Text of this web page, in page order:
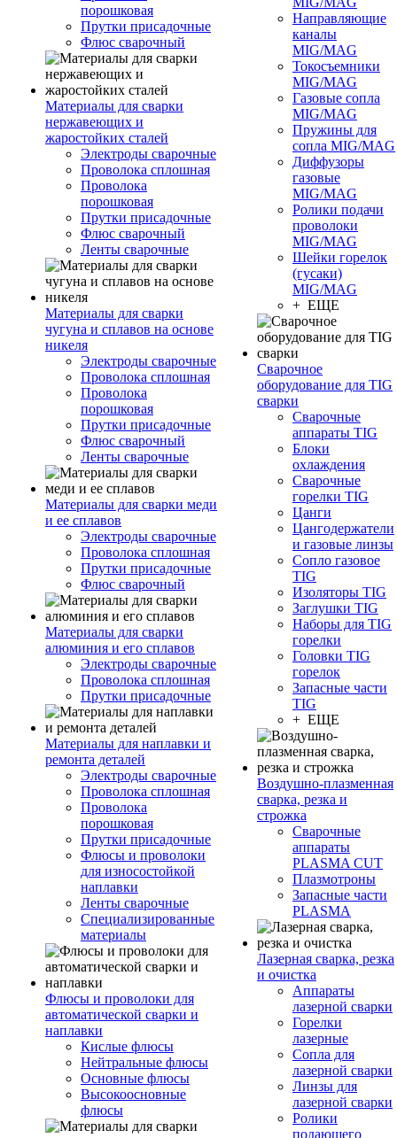
порошковая
Прутки присадочные
Флюс сварочный
Материалы для сварки
нержавеющих и
жаростойких сталей
Электроды сварочные
Проволока сплошная
Проволока
порошковая
Прутки присадочные
Флюс сварочный
Ленты сварочные
Материалы для сварки
чугуна и сплавов на основе
никеля
Электроды сварочные
Проволока сплошная
Проволока
порошковая
Прутки присадочные
Флюс сварочный
Ленты сварочные
Материалы для сварки меди
и ее сплавов
Электроды сварочные
Проволока сплошная
Прутки присадочные
Флюс сварочный
Материалы для сварки
алюминия и его сплавов
Электроды сварочные
Проволока сплошная
Прутки присадочные
Материалы для наплавки и
ремонта деталей
Электроды сварочные
Проволока сплошная
Проволока
порошковая
Прутки присадочные
Флюсы и проволоки
для износостойкой
наплавки
Ленты сварочные
Специализированные
материалы
Флюсы и проволоки для
автоматической сварки и
наплавки
Кислые флюсы
Нейтральные флюсы
Основные флюсы
Высокоосновные
флюсы
Направляющие
каналы
MIG/MAG
Токосъемники
MIG/MAG
Газовые сопла
MIG/MAG
Пружины для
сопла MIG/MAG
Диффузоры
газовые
MIG/MAG
Ролики подачи
проволоки
MIG/MAG
Шейки горелок
(гусаки)
MIG/MAG
+ ЕЩЕ
Сварочное
оборудование для TIG
сварки
Сварочные
аппараты TIG
Блоки
охлаждения
Сварочные
горелки TIG
Цанги
Цангодержатели
и газовые линзы
Сопло газовое
TIG
Изоляторы TIG
Заглушки TIG
Наборы для TIG
горелки
Головки TIG
горелок
Запасные части
TIG
+ ЕЩЕ
Воздушно-плазменная
сварка, резка и
строжка
Сварочные
аппараты
PLASMA CUT
Плазмотроны
Запасные части
PLASMA
Лазерная сварка, резка
и очистка
Аппараты
лазерной сварки
Горелки
лазерные
Сопла для
лазерной сварки
Линзы для
лазерной сварки
Ролики
подающего